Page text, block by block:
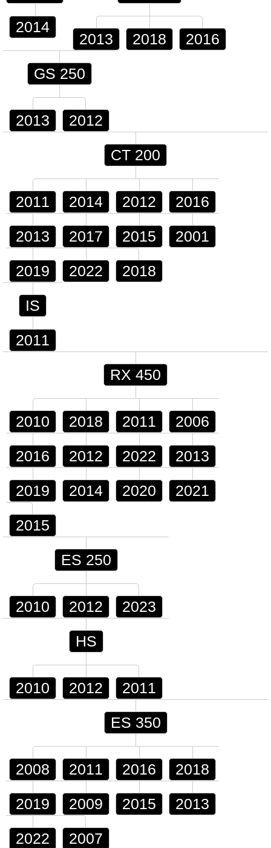
2014
2013 2018 2016
GS 250
2013 2012
CT 200
2011 2014 2012 2016
2013 2017 2015 2001
2019 2022 2018
IS
2011
RX 450
2010 2018 2011 2006
2016 2012 2022 2013
2019 2014 2020 2021
2015
ES 250
2010 2012 2023
HS
2010 2012 2011
ES 350
2008 2011 2016 2018
2019 2009 2015 2013
2022 2007